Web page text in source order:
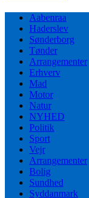
Aabenraa
Haderslev
Sønderborg
Tønder
Arrangementer
Erhverv
Mad
Motor
Natur
NYHED
Politik
Sport
Vejr
Arrangementer
Bolig
Sundhed
Syddanmark